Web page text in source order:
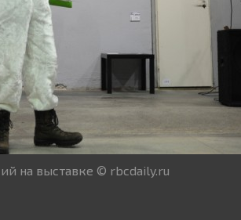
на выставке © rbcdaily.ru